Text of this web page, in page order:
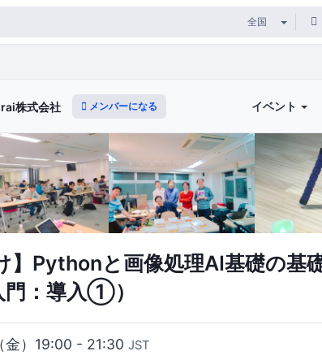
株式会社 メンバーになる イベント
】Pythonと画像処理AI基礎の基
：導入①）
金）19:00 - 21:30 JST